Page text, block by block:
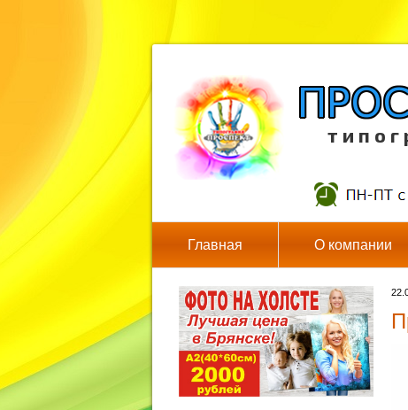
т и п о г
Главная О компании